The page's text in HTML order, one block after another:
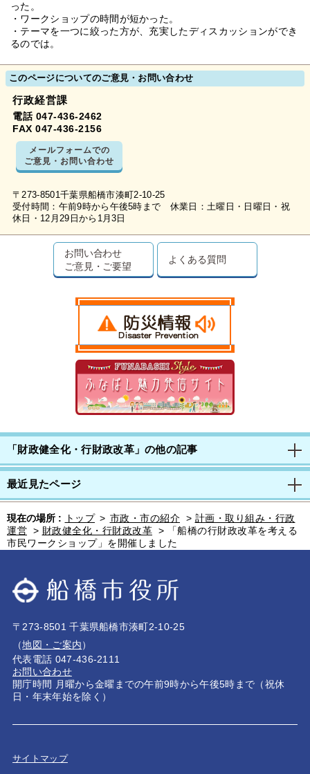
った。
・ワークショップの時間が短かった。
・テーマを一つに絞った方が、充実したディスカッションができ
るのでは。
このページについてのご意見・お問い合わせ
行政経営課
電話 047-436-2462
FAX 047-436-2156
メールフォームでの
ご意見・お問い合わせ
〒273-8501千葉県船橋市湊町2-10-25
受付時間：午前9時から午後5時まで 休業日：土曜日・日曜日・祝
休日・12月29日から1月3日
お問い合わせ
ご意見・ご要望
よくある質問
「財政健全化・行財政改革」の他の記事
最近見たページ
現在の場所 : トップ > 市政・市の紹介 > 計画・取り組み・行政
運営 > 財政健全化・行財政改革 >
「船橋の行財政改革を考える
市民ワークショップ」を開催しました
〒273-8501 千葉県船橋市湊町2-10-25
（地図・ご案内）
代表電話 047-436-2111
お問い合わせ
開庁時間 月曜から金曜までの午前9時から午後5時まで（祝休
日・年末年始を除く）
サイトマップ